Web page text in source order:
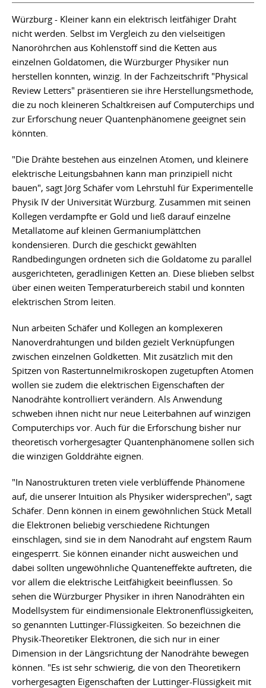
Würzburg - Kleiner kann ein elektrisch leitfähiger Draht
nicht werden. Selbst im Vergleich zu den vielseitigen
Nanoröhrchen aus Kohlenstoff sind die Ketten aus
einzelnen Goldatomen, die Würzburger Physiker nun
herstellen konnten, winzig. In der Fachzeitschrift "Physical
Review Letters" präsentieren sie ihre Herstellungsmethode,
die zu noch kleineren Schaltkreisen auf Computerchips und
zur Erforschung neuer Quantenphänomene geeignet sein
könnten.
"Die Drähte bestehen aus einzelnen Atomen, und kleinere
elektrische Leitungsbahnen kann man prinzipiell nicht
bauen", sagt Jörg Schäfer vom Lehrstuhl für Experimentelle
Physik IV der Universität Würzburg. Zusammen mit seinen
Kollegen verdampfte er Gold und ließ darauf einzelne
Metallatome auf kleinen Germaniumplättchen
kondensieren. Durch die geschickt gewählten
Randbedingungen ordneten sich die Goldatome zu parallel
ausgerichteten, geradlinigen Ketten an. Diese blieben selbst
über einen weiten Temperaturbereich stabil und konnten
elektrischen Strom leiten.
Nun arbeiten Schäfer und Kollegen an komplexeren
Nanoverdrahtungen und bilden gezielt Verknüpfungen
zwischen einzelnen Goldketten. Mit zusätzlich mit den
Spitzen von Rastertunnelmikroskopen zugetupften Atomen
wollen sie zudem die elektrischen Eigenschaften der
Nanodrähte kontrolliert verändern. Als Anwendung
schweben ihnen nicht nur neue Leiterbahnen auf winzigen
Computerchips vor. Auch für die Erforschung bisher nur
theoretisch vorhergesagter Quantenphänomene sollen sich
die winzigen Golddrähte eignen.
"In Nanostrukturen treten viele verblüffende Phänomene
auf, die unserer Intuition als Physiker widersprechen", sagt
Schäfer. Denn können in einem gewöhnlichen Stück Metall
die Elektronen beliebig verschiedene Richtungen
einschlagen, sind sie in dem Nanodraht auf engstem Raum
eingesperrt. Sie können einander nicht ausweichen und
dabei sollten ungewöhnliche Quanteneffekte auftreten, die
vor allem die elektrische Leitfähigkeit beeinflussen. So
sehen die Würzburger Physiker in ihren Nanodrähten ein
Modellsystem für eindimensionale Elektronenflüssigkeiten,
so genannten Luttinger-Flüssigkeiten. So bezeichnen die
Physik-Theoretiker Elektronen, die sich nur in einer
Dimension in der Längsrichtung der Nanodrähte bewegen
können. "Es ist sehr schwierig, die von den Theoretikern
vorhergesagten Eigenschaften der Luttinger-Flüssigkeit mit